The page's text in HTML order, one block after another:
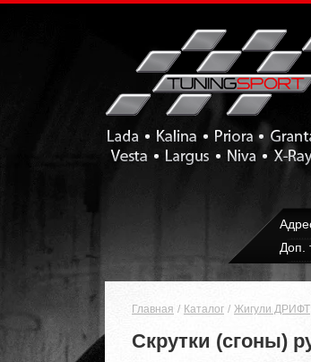
Доп.
Главная Каталог Жигули ДРИФТ
Скрутки (сгоны)